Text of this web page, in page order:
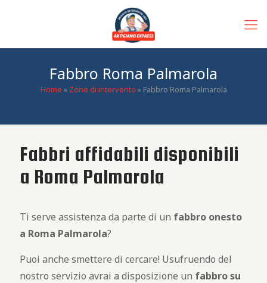
Fabbro Roma Palmarola
Home » Zone di intervento » Fabbro Roma Palmarola
Fabbri affidabili disponibili
a Roma Palmarola
Ti serve assistenza da parte di un fabbro onesto
a Roma Palmarola?
Puoi anche smettere di cercare! Usufruendo del
nostro servizio avrai a disposizione un fabbrosu